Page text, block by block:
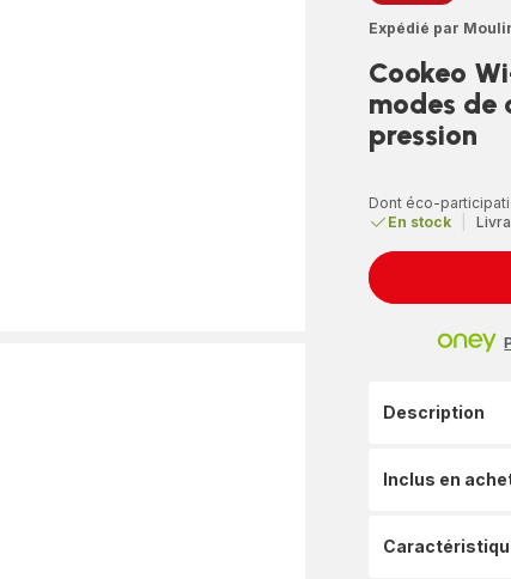
Expédié par
Cookeo
modes de
pression
Dont éco-
En stock
Description
Inclus en